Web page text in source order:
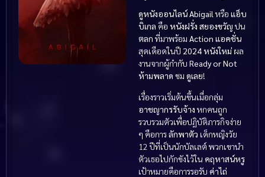
ดูหนังออนไลน์Abigail หรือ แอ็บ
บิเกล คือ หนังฝรั่ง สยองขวัญ ปน
ตลก ที่มาพร้อม Action แอคชั่น
สุดเดือดในปี 2024หนังใหม่ ผล
งานจากผู้กำกับ Ready or Not
ห้ามพลาด ชม ดูเลย!
เรื่องราวเริ่มต้นขึ้นเมื่อกลุ่ม
อาชญากรรับจ้าง หกคนถูก
รวบรวมตัวเพื่อปฏิบัติภารกิจง่าย
ๆ คือการลักพาตัว เด็กหญิงวัย
12 ปีที่เป็นนักบัลเลต์ พวกเขานำ
ตัวเธอไปกักขังไว้ใน คฤหาสน์หรู
เป้าหมายคือการรอรับ ค่าไถ่